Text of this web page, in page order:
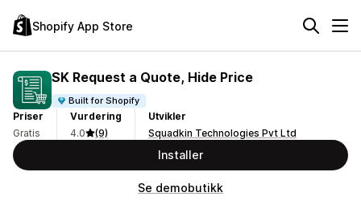
Shopify App Store
SK Request a Quote, Hide Price
Built for Shopify
Priser
Gratis
Vurdering
4.0
(9)
Utvikler
Squadkin Technologies Pvt Ltd
Installer
Se demobutikk